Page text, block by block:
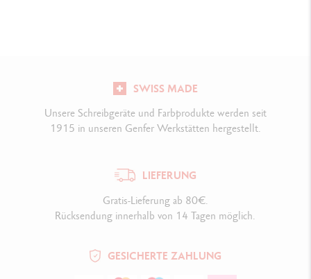
SWISS MADE
Unsere Schreibgeräte und Farbprodukte werden seit
1915 in unseren Genfer Werkstätten hergestellt.
LIEFERUNG
Gratis-Lieferung ab 80€.
Rücksendung innerhalb von 14 Tagen möglich.
GESICHERTE ZAHLUNG